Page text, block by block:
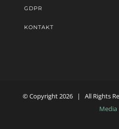
GDPR
KONTAKT
© Copyright2026 | All Rights
Media